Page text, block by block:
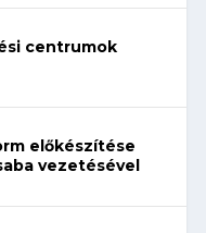
centrumok
előkészítése
vezetésével